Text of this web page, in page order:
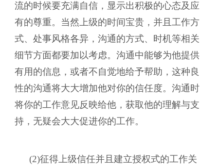
流的时候要充满自信，显示出积极的心态及应
有的尊重。当然上级的时间宝贵，并且工作方
式、处事风格各异，沟通的方式、时机等相关
细节方面都要加以考虑。沟通中能够为他提供
有用的信息，或者不自觉地给予帮助，这种良
性的沟通将大大增加他对你的信任度。沟通时
将你的工作意见反映给他，获取他的理解与支
持，无疑会大大促进你的工作。
(2)征得上级信任并且建立授权式的工作关